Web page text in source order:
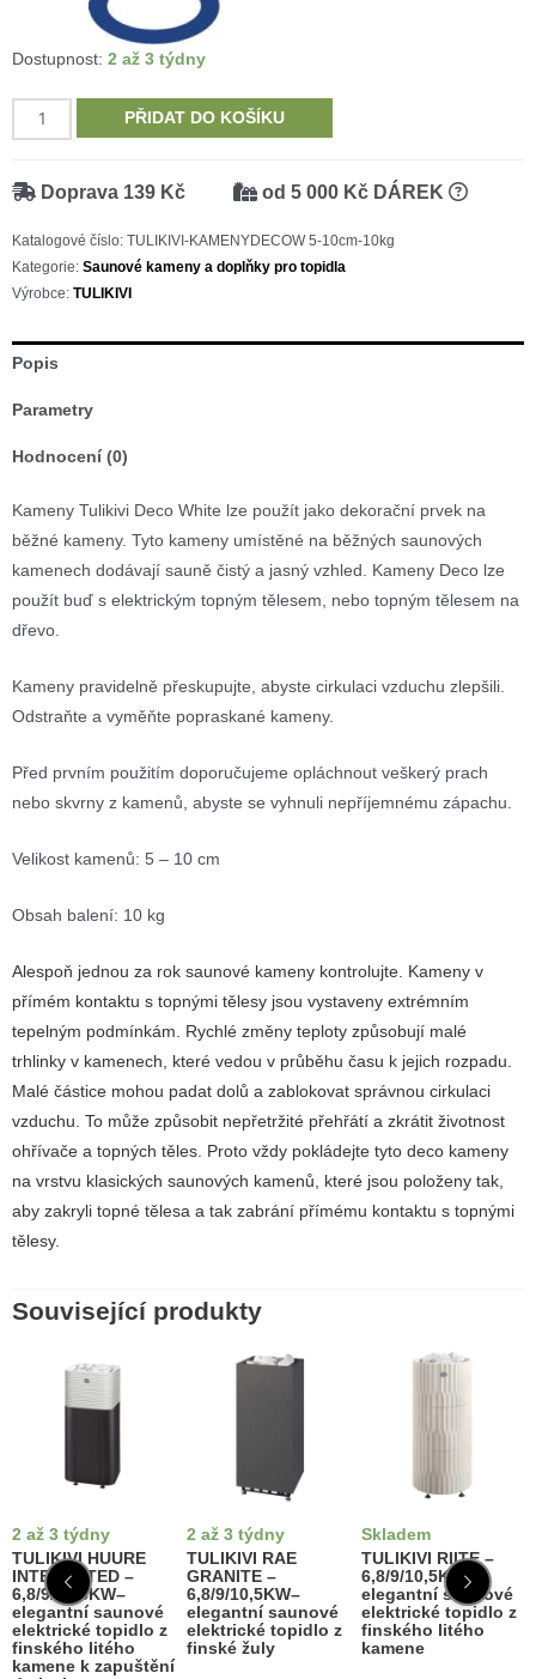
Dostupnost: 2 až 3 týdny
TULIKIVI
deco
–
dekorační
saunové
kameny
5
10
kg
množství
PŘIDAT DO KOŠÍKU
Doprava 139 Kč od 5 000 Kč DÁREK
Katalogové číslo: TULIKIVI-KAMENYDECOW 5-10cm-10kg
Kategorie: Saunové kameny a doplňky pro topidla
Výrobce: TULIKIVI
Popis
Parametry
Hodnocení (0)
Kameny Tulikivi Deco White lze použít jako dekorační prvek na
běžné kameny. Tyto kameny umístěné na běžných saunových
kamenech dodávají sauně čistý a jasný vzhled. Kameny Deco lze
použít buď s elektrickým topným tělesem, nebo topným tělesem na
dřevo.
Kameny pravidelně přeskupujte, abyste cirkulaci vzduchu zlepšili.
Odstraňte a vyměňte popraskané kameny.
Před prvním použitím doporučujeme opláchnout veškerý prach
nebo skvrny z kamenů, abyste se vyhnuli nepříjemnému zápachu.
Velikost kamenů: 5 – 10 cm
Obsah balení: 10 kg
Alespoň jednou za rok saunové kameny kontrolujte. Kameny v
přímém kontaktu s topnými tělesy jsou vystaveny extrémním
tepelným podmínkám. Rychlé změny teploty způsobují malé
trhlinky v kamenech, které vedou v průběhu času k jejich rozpadu.
Malé částice mohou padat dolů a zablokovat správnou cirkulaci
vzduchu. To může způsobit nepřetržité přehřátí a zkrátit životnost
ohřívače a topných těles. Proto vždy pokládejte tyto deco kameny
na vrstvu klasických saunových kamenů, které jsou položeny tak,
aby zakryli topné tělesa a tak zabrání přímému kontaktu s topnými
tělesy.
Související produkty
2 až 3 týdny
TULIKIVI HUURE
INTEGRATED –
6,8/9/10,5KW–
elegantní saunové
elektrické topidlo z
finského litého
kamene k zapuštění
2 až 3 týdny
TULIKIVI RAE
GRANITE –
6,8/9/10,5KW–
elegantní saunové
elektrické topidlo z
finské žuly
Skladem
TULIKIVI RIITE –
6,8/9/10,5KW–
elegantní saunové
elektrické topidlo z
finského litého
kamene